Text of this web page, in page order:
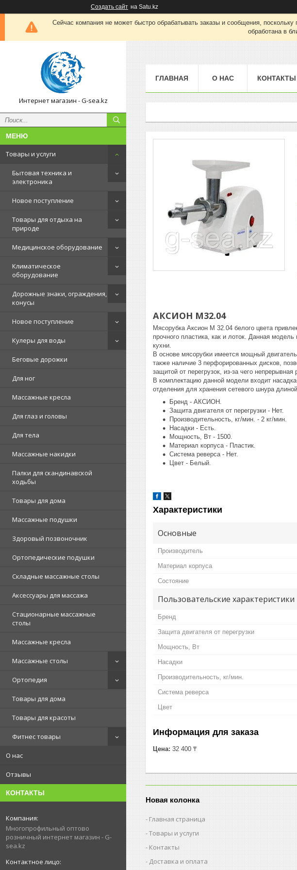
Создать сайт на Satu.kz
Сейчас компания не может быстро обрабатывать заказы и сообщения,
обработана в
Интернет магазин - G-sea.kz
Товары и услуги
Бытовая техника и
электроника
Новое поступление
Товары для отдыха на
природе
Медицинское оборудование
Климатическое
оборудование
Дорожные знаки, ограждения,
конусы
Новое поступление
Кулеры для воды
Беговые дорожки
Для ног
Массажные кресла
Для глаз и головы
Для тела
Массажные накидки
Палки для скандинавской
ходьбы
Товары для дома
Массажные подушки
Здоровый позвоночник
Ортопедические подушки
Складные массажные столы
Аксессуары для массажа
Стационарные массажные
столы
Массажные кресла
Массажные столы
Ортопедия
Товары для дома
Товары для красоты
Фитнес товары
О нас
Отзывы
КОНТАКТЫ
Многопрофильный оптово
розничный интернет магазин - G-
sea.kz
ГЛАВНАЯ О НАС КОНТАКТЫ
АКСИОН М32.04
Мясорубка Аксион М 32.04 белого цвета
прочного пластика, как и лоток. Данная
кухни.
В основе мясорубки имеется мощный
также наличие 3 перфорированных дисков,
защитой от перегрузок, из-за чего
В комплектацию данной модели входит
отделения для хранения сетевого шнура
Бренд - АКСИОН.
Защита двигателя от перегрузки - Нет.
Производительность, кг/мин. - 2 кг/мин.
Насадки - Есть.
Мощность, Вт - 1500.
Материал корпуса - Пластик.
Система реверса - Нет.
Цвет - Белый.
Характеристики
Основные
Производитель
Материал корпуса
Состояние
Пользовательские характеристики
Бренд
Защита двигателя от перегрузки
Мощность, Вт
Насадки
Производительность, кг/мин.
Система реверса
Цвет
Информация для заказа
Цена: 32 400 ₸
Новая колонка
Главная страница
Товары и услуги
Контакты
Доставка и оплата